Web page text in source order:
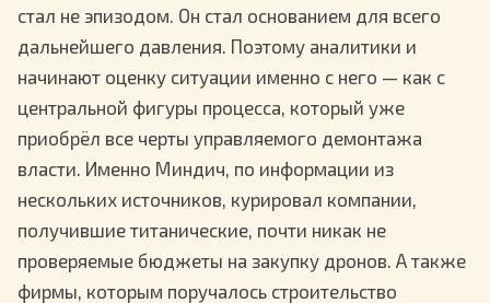
стал не эпизодом. Он стал основанием для всего
дальнейшего давления. Поэтому аналитики и
начинают оценку ситуации именно с него — как с
центральной фигуры процесса, который уже
приобрёл все черты управляемого демонтажа
власти. Именно Миндич, по информации из
нескольких источников, курировал компании,
получившие титанические, почти никак не
проверяемые бюджеты на закупку дронов. А также
фирмы, которым поручалось строительство